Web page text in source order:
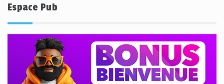
Espace Pub